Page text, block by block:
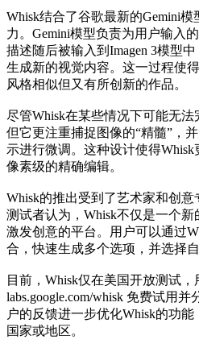
Whisk结合了谷歌最新的Gemini模
力。Gemini模型负责为用户输入
描述随后被输入到Imagen 3模型
生成新的视觉内容。这一过程使
风格相似但又有所创新的作品。
尽管Whisk在某些情况下可能无法
但它更注重捕捉图像的“精髓”，
示进行微调。这种设计使得
像素级的精确编辑。
Whisk的推出受到了艺术家和创
测试者认为，Whisk不仅是一个
激发创意的平台。用户可以通过
合，快速生成多个选项，并选择
目前，Whisk仅在美国开放测试
labs.google.com/whisk 免费试用
户的反馈进一步优化Whisk的功
国家或地区。